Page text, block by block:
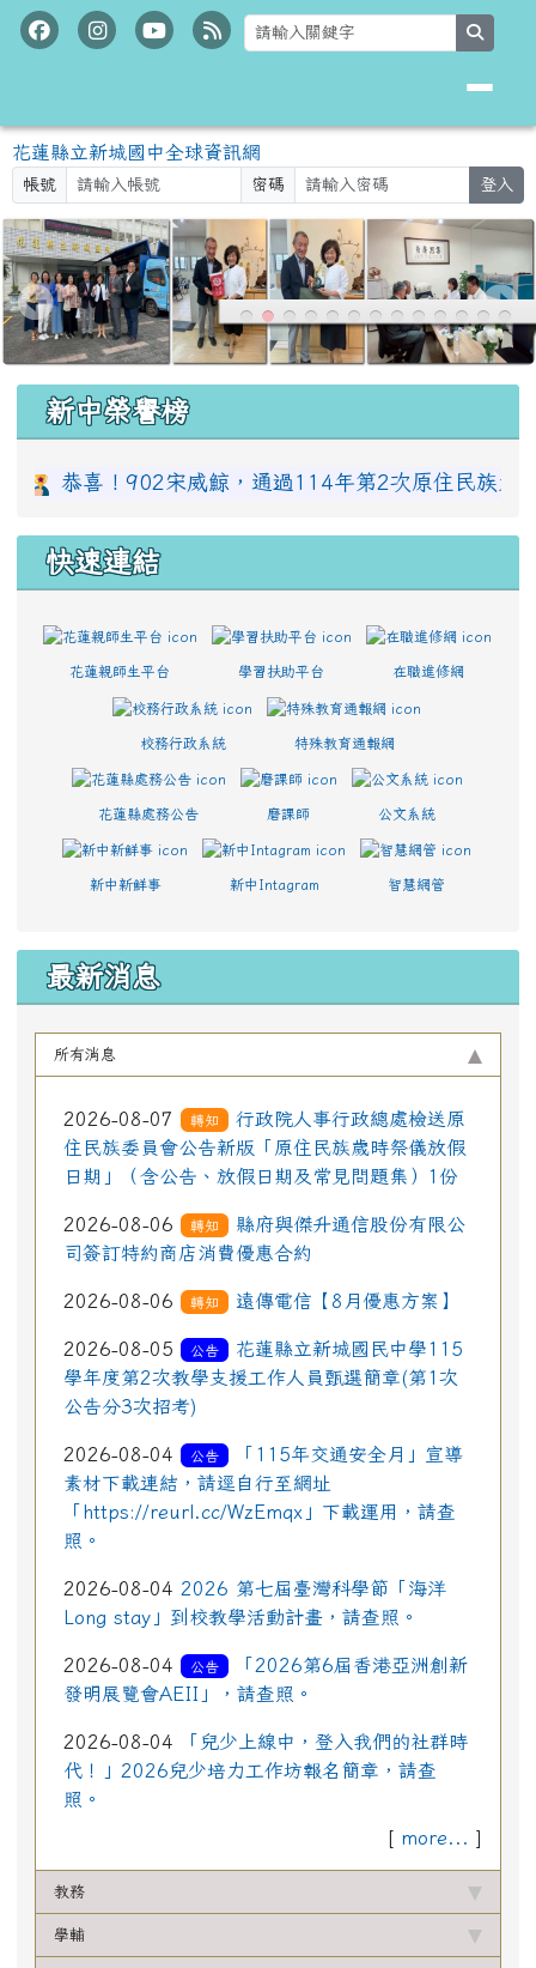
跳至主內容區
花蓮縣立新城國中全球資訊網
花蓮縣立新城國中全球資訊網
帳號 密碼 登入
上中區域內容
新中榮譽榜
宋威鯨，通過114年第2次原住民族太魯閣語認證測
快速連結
花蓮親師生平台 學習扶助平台 在職進修網
校務行政系統 特殊教育通報網
花蓮縣處務公告 磨課師 公文系統
新中新鮮事 新中Intagram 智慧網管
最新消息
所有消息
2026-08-07 轉知
行政院人事行政總處檢送原
住民族委員會公告新版「原住民族歲時祭儀放假
日期」（含公告、放假日期及常見問題集）1份
2026-08-06 轉知
縣府與傑升通信股份有限公
司簽訂特約商店消費優惠合約
2026-08-06 轉知 遠傳電信【8月優惠方案】
2026-08-05 公告
花蓮縣立新城國民中學115
學年度第2次教學支援工作人員甄選簡章(第1次
公告分3次招考)
2026-08-04 公告
「115年交通安全月」宣導
素材下載連結，請逕自行至網址
「https://reurl.cc/WzEmqx」下載運用，請查
照。
2026-08-04 2026 第七屆臺灣科學節「海洋
Long stay」到校教學活動計畫，請查照。
2026-08-04 公告
「2026第6屆香港亞洲創新
發明展覽會AEII」，請查照。
2026-08-04
「兒少上線中，登入我們的社群時
代！」2026兒少培力工作坊報名簡章，請查
照。
[ more... ]
教務
學輔
頁尾區域